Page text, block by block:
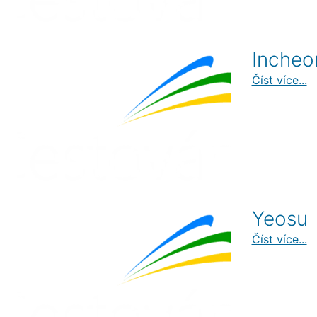
Číst více...
Yeosu
Číst více...